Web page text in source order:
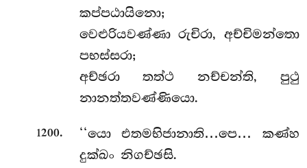
කප්පඨායිනො;
වෙළුරියවණ්ණා රුචිරා, අච්චිමන්තො
පභස්සරා;
අච්ඡරා තත්ථ නච්චන්ති, පුථු
නානත්තවණ්ණියො.
1200. ‘‘යොඑතමභිජානාති…පෙ… කණ්හ
දුක්ඛං නිගච්ඡසි.